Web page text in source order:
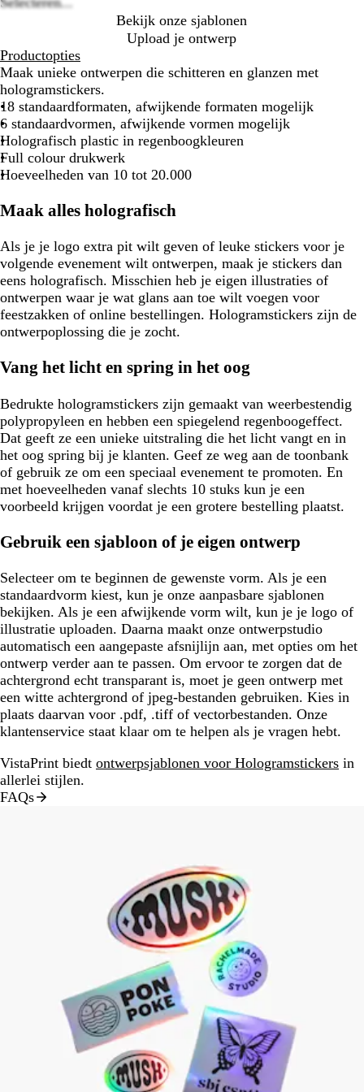
Bekijk onze sjablonen
Upload je ontwerp
Productopties
Maak unieke ontwerpen die schitteren en glanzen met
hologramstickers.
18 standaardformaten, afwijkende formaten mogelijk
6 standaardvormen, afwijkende vormen mogelijk
Holografisch plastic in regenboogkleuren
Full colour drukwerk
Hoeveelheden van 10 tot 20.000
Maak alles holografisch
Als je je logo extra pit wilt geven of leuke stickers voor je
volgende evenement wilt ontwerpen, maak je stickers dan
eens holografisch. Misschien heb je eigen illustraties of
ontwerpen waar je wat glans aan toe wilt voegen voor
feestzakken of online bestellingen. Hologramstickers zijn de
ontwerpoplossing die je zocht.
Vang het licht en spring in het oog
Bedrukte hologramstickers zijn gemaakt van weerbestendig
polypropyleen en hebben een spiegelend regenboogeffect.
Dat geeft ze een unieke uitstraling die het licht vangt en in
het oog spring bij je klanten. Geef ze weg aan de toonbank
of gebruik ze om een speciaal evenement te promoten. En
met hoeveelheden vanaf slechts 10 stuks kun je een
voorbeeld krijgen voordat je een grotere bestelling plaatst.
Gebruik een sjabloon of je eigen ontwerp
Selecteer om te beginnen de gewenste vorm. Als je een
standaardvorm kiest, kun je onze aanpasbare sjablonen
bekijken. Als je een afwijkende vorm wilt, kun je je logo of
illustratie uploaden. Daarna maakt onze ontwerpstudio
automatisch een aangepaste afsnijlijn aan, met opties om het
ontwerp verder aan te passen. Om ervoor te zorgen dat de
achtergrond echt transparant is, moet je geen ontwerp met
een witte achtergrond of jpeg-bestanden gebruiken. Kies in
plaats daarvan voor .pdf, .tiff of vectorbestanden. Onze
klantenservice staat klaar om te helpen als je vragen hebt.
VistaPrint biedt ontwerpsjablonen voor Hologramstickers in
allerlei stijlen.
FAQs